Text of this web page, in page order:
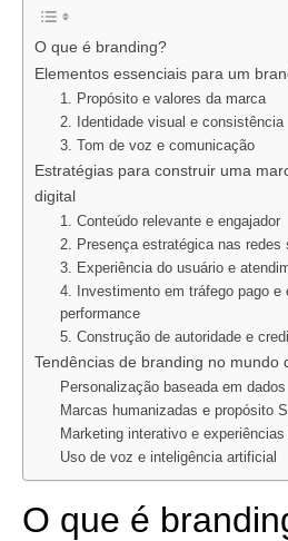
O que é branding?
Elementos essenciais para um
1. Propósito e valores da marca
2. Identidade visual e consistência
3. Tom de voz e comunicação
Estratégias para construir uma
digital
1. Conteúdo relevante e engajador
2. Presença estratégica nas redes
3. Experiência do usuário e
4. Investimento em tráfego pago e
performance
5. Construção de autoridade e
Tendências de branding no mundo
Personalização baseada em dados
Marcas humanizadas e propósito
Marketing interativo e
Uso de voz e inteligência artificial
O que é